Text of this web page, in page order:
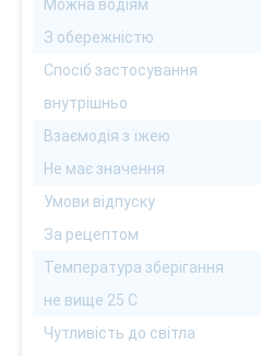
Можна водіям
З обережністю
Спосіб застосування
внутрішньо
Взаємодія з їжею
Не має значення
Умови відпуску
За рецептом
Температура зберігання
не вище 25 С
Чутливість до світла